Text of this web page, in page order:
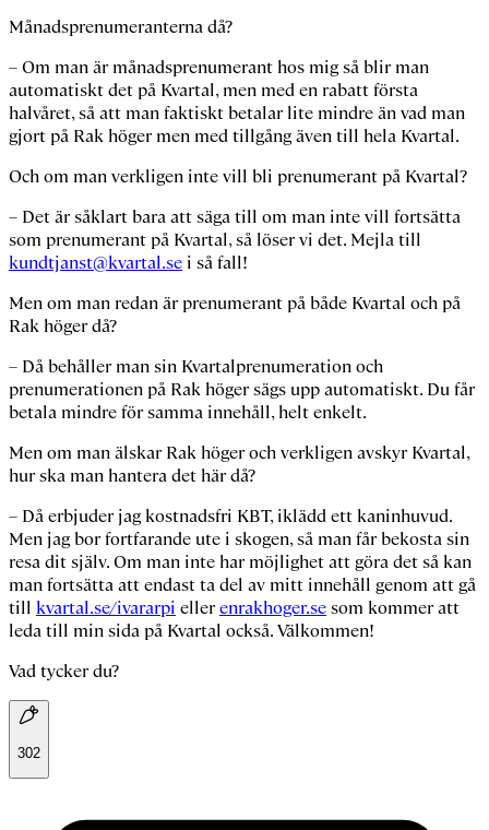
Månadsprenumeranterna då?
– Om man är månadsprenumerant hos mig så blir man
automatiskt det på Kvartal, men med en rabatt första
halvåret, så att man faktiskt betalar lite mindre än vad man
gjort på Rak högermen med tillgång även till hela Kvartal.
Och om man verkligen inte vill bli prenumerant på Kvartal?
– Det är såklart bara att säga till om man inte vill fortsätta
som prenumerant på Kvartal, så löser vi det. Mejla till
kundtjanst@kvartal.sei så fall!
Men om man redan är prenumerant på både Kvartal och på
Rak högerdå?
– Då behåller man sin Kvartalprenumeration och
prenumerationen på Rak högersägs upp automatiskt. Du får
betala mindre för samma innehåll, helt enkelt.
Men om man älskarRak högeroch verkligen avskyr Kvartal,
hur ska man hantera det här då?
– Då erbjuder jag kostnadsfri KBT, iklädd ett kaninhuvud.
Men jag bor fortfarande ute i skogen, så man får bekosta sin
resa dit själv. Om man inte har möjlighet att göra det så kan
man fortsätta att endast ta del av mitt innehåll genom att gå
till kvartal.se/ivararpi ellerenrakhoger.sesom kommer att
leda till min sida på Kvartal också. Välkommen!
Vad tycker du?
302